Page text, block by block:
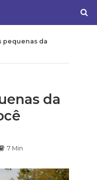
pequenas da
da
7 Min